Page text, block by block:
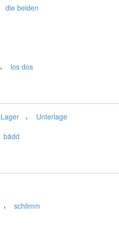
die beiden
, los dos
Lager , Unterlage
bädd
, schlimm